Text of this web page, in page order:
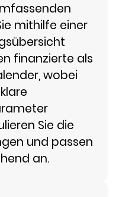
mithilfe einer
finanzierte als
wobei
Sie die
und passen
an.